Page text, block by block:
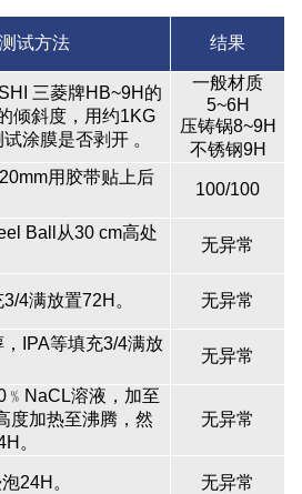
测试方法 结果
三菱牌HB~9H的
倾斜度，用约1KG
涂膜是否剥开 。
一般材质
5~6H
压铸锅8~9H
不锈钢9H
用胶带贴上后
100/100
Ball从30 cm高处
无异常
4满放置72H。 无异常
IPA等填充3/4满放
无异常
溶液，加至
度加热至沸腾，然
。
无异常
24H。 无异常